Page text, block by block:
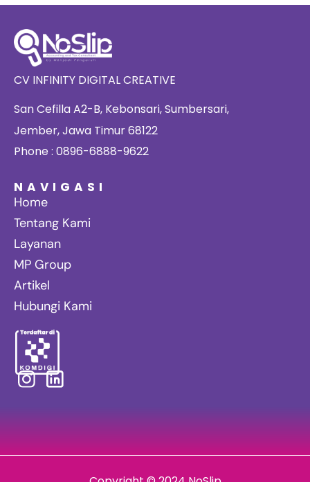
CV INFINITY DIGITAL CREATIVE
San Cefilla A2-B, Kebonsari, Sumbersari,
Jember, Jawa Timur 68122
Phone : 0896-6888-9622
NAVIGASI
Home
Tentang Kami
Layanan
MP Group
Artikel
Hubungi Kami